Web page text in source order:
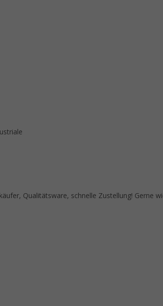
Qualitätsware, schnelle Zustellung! Gerne